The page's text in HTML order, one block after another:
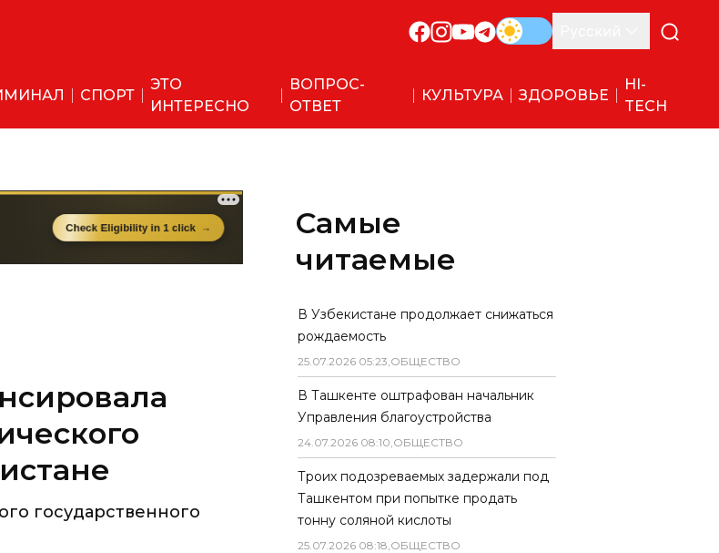
СПОРТ
ЭТО
ИНТЕРЕСНО
ВОПРОС-
ОТВЕТ
КУЛЬТУРА ЗДОРОВЬЕ
HI-
TECH
государственного
Самые
читаемые
В Узбекистане продолжает снижаться
рождаемость
25.07.2026 05:23,ОБЩЕСТВО
В Ташкенте оштрафован начальник
Управления благоустройства
24.07.2026 08:10,ОБЩЕСТВО
Троих подозреваемых задержали под
Ташкентом при попытке продать
тонну соляной кислоты
25.07.2026 08:18,ОБЩЕСТВО